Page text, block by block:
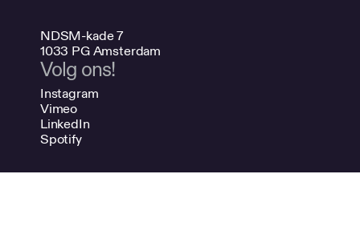
NDSM-kade 7
1033 PG Amsterdam
Volg ons!
Instagram
Vimeo
LinkedIn
Spotify